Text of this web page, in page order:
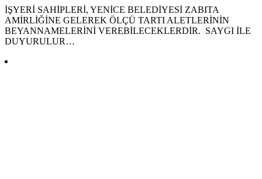
İŞYERİ SAHİPLERİ, YENİCE BELEDİYESİ ZABITA
AMİRLİĞİNE GELEREK ÖLÇÜ TARTI ALETLERİNİN
BEYANNAMELERİNİ VEREBİLECEKLERDİR. SAYGI İLE
DUYURULUR…